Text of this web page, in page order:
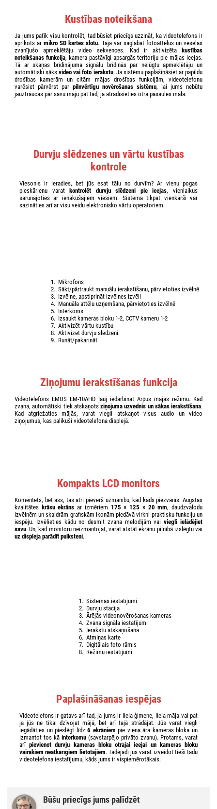
Kustības noteikšana
Ja jums patīk visu kontrolēt, tad būsiet priecīgs uzzināt, ka videotelefons ir
aprīkots armikro SD kartes slotu. Tajā var saglabāt fotoattēlus un veselas
zvanījušo apmeklētāju video sekvences. Kad ir aktivizēta
kustības
noteikšanas funkcija, kamera pastāvīgi apsargās teritoriju pie mājas ieejas.
Tā ar skaņas brīdinājuma signālu brīdinās par nelūgtu apmeklētāju un
automātiski sāksvideo vai foto ierakstu. Ja sistēmu paplašināsiet ar papildu
drošības kamerām un citām mājas drošības funkcijām, videotelefonu
varēsiet pārvērst par pilnvērtīgu novērošanas sistēmu, lai jums nebūtu
jāuztraucas par savu māju pat tad, ja atradīsieties otrā pasaules malā.
Durvju slēdzenes un vārtu kustības
kontrole
Viesonis ir ieradies, bet jūs esat tālu no durvīm? Ar vienu pogas
pieskārienu varat
kontrolēt durvju slēdzeni pie ieejas, vienlaikus
sarunājoties ar ienākušajiem viesiem. Sistēma tikpat vienkārši var
sazināties arī ar visu veidu elektronisko vārtu operatoriem.
Mikrofons
Sākt/pārtraukt manuālu ierakstīšanu, pārvietoties izvēlnē
Izvēlne, apstiprināt izvēlnes izvēli
Manuāla attēlu uzņemšana, pārvietoties izvēlnē
Interkoms
Izsaukt kameras bloku 1-2, CCTV kameru 1-2
Aktivizēt vārtu kustību
Aktivizēt durvju slēdzeni
Runāt/pakarināt
Ziņojumu ierakstīšanas funkcija
Videotelefons EMOS EM-10AHD ļauj iedarbināt Ārpus mājas režīmu. Kad
zvana, automātiski tiek atskaņots ziņojuma uzvednis un sākas ierakstīšana.
Kad atgriežaties mājās, varat viegli atskaņot visus audio un video
ziņojumus, kas palikuši videotelefona displejā.
Kompakts LCD monitors
Komentēts, bet ass, tas ātri pievērš uzmanību, kad kāds piezvanīs. Augstas
kvalitātes krāsu ekrāns ar izmēriem 175 × 125 × 20 mm, daudzvalodu
izvēlnēm un skaidrām grafiskām ikonām piedāvā virkni praktisku funkciju un
iespēju. Izvēlieties kādu no desmit zvana melodijām vaiviegli ielādējiet
savu. Un, kad monitoru neizmantojat, varat atstāt ekrānu pilnībā izslēgtu vai
uz displeja parādīt pulksteni.
Sistēmas iestatījumi
Durvju stacija
Ārējās videonovērošanas kameras
Zvana signāla iestatījumi
Ierakstu atskaņošana
Atmiņas karte
Digitālais foto rāmis
Režīmu iestatījumi
Paplašināšanas iespējas
Videotelefons ir gatavs arī tad, ja jums ir liela ģimene, liela māja vai pat
ja jūs ne tikai dzīvojat mājā, bet arī tajā strādājat. Jūs varat viegli
iegādāties un pieslēgt līdz6 ekrāniem pie viena āra kameras bloka un
izmantot tos kā interkomu (savstarpējo privāto zvanu). Protams, varat
arīpievienot durvju kameras bloku otrajai ieejai un kameras bloku
vairākiem neatkarīgiem lietotājiem. Tādējādi jūs varat izveidot tieši tādu
videotelefona iestatījumu, kāds jums ir vispiemērotākais.
Būšu priecīgs jums palīdzēt